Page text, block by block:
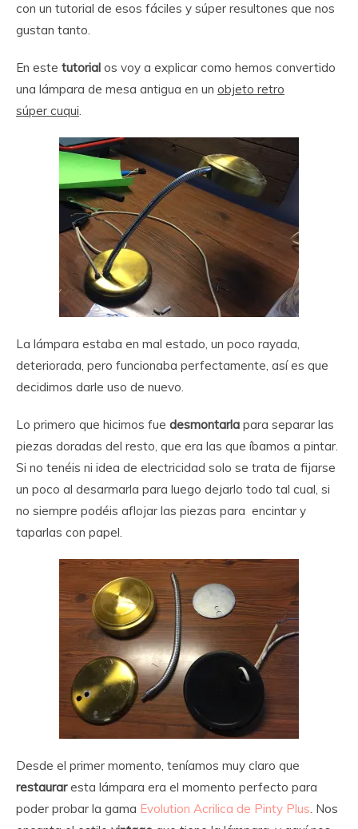
con un tutorial de esos fáciles y súper resultones que nos
gustan tanto.
En este tutorial os voy a explicar como hemos convertido
una lámpara de mesa antigua en un objeto retro
súper cuqui.
La lámpara estaba en mal estado, un poco rayada,
deteriorada, pero funcionaba perfectamente, así es que
decidimos darle uso de nuevo.
Lo primero que hicimos fue desmontarla para separar las
piezas doradas del resto, que era las que íbamos a pintar.
Si no tenéis ni idea de electricidad solo se trata de fijarse
un poco al desarmarla para luego dejarlo todo tal cual, si
no siempre podéis aflojar las piezas para encintar y
taparlas con papel.
Desde el primer momento, teníamos muy claro que
restauraresta lámpara era el momento perfecto para
poder probar la gama Evolution Acrilica de Pinty Plus. Nos